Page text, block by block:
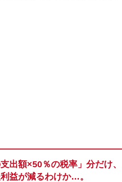
出額×50％の税率」分だけ、
益が減るわけか…。